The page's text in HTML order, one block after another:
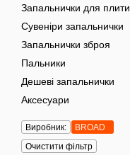
Запальнички для плити
Сувеніри запальнички
Запальнички зброя
Пальники
Дешеві запальнички
Аксесуари
Виробник:
BROAD
Очистити фільтр